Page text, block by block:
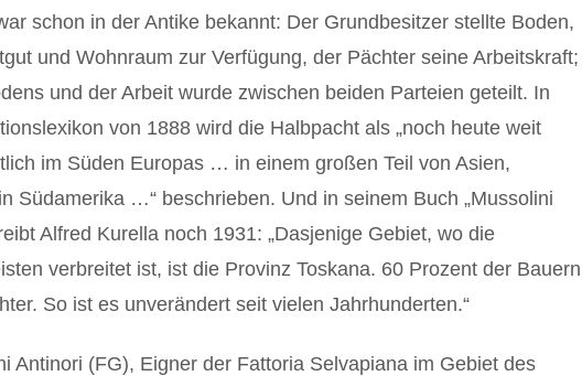
schon in der Antike bekannt: Der Grundbesitzer stellte Boden,
und Wohnraum zur Verfügung, der Pächter seine Arbeitskraft;
und der Arbeit wurde zwischen beiden Parteien geteilt. In
von 1888 wird die Halbpacht als „noch heute weit
im Süden Europas … in einem großen Teil von Asien,
Südamerika …“ beschrieben. Und in seinem Buch „Mussolini
Alfred Kurella noch 1931: „Dasjenige Gebiet, wo die
verbreitet ist, ist die Provinz Toskana. 60 Prozent der Bauern
So ist es unverändert seit vielen Jahrhunderten.“
Antinori (FG), Eigner der Fattoria Selvapiana im Gebiet des